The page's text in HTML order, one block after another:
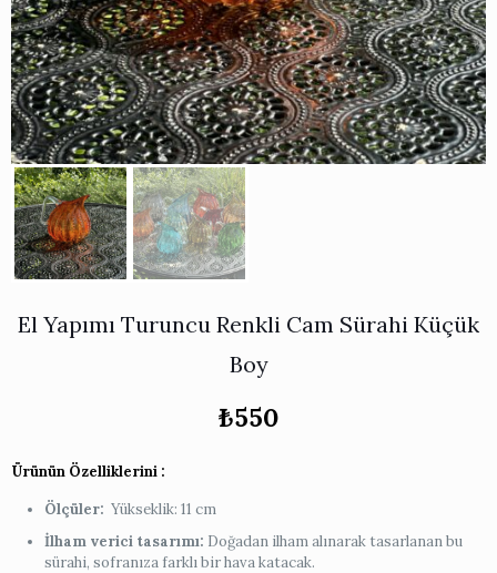
El Yapımı Turuncu Renkli Cam Sürahi Küçük
Boy
₺550
Ürünün Özelliklerini :
Ölçüler: Yükseklik: 11 cm
İlham verici tasarımı: Doğadan ilham alınarak tasarlanan bu
sürahi, sofranıza farklı bir hava katacak.
›
& Karaflar ›
Pasta Sunum Setleri ›
›
İncele ›
› ›
›
›
›
›
›
Koleksiyonu ›
Servis Ürünleri ›
Tepsiler ›
İncele
İncele ›